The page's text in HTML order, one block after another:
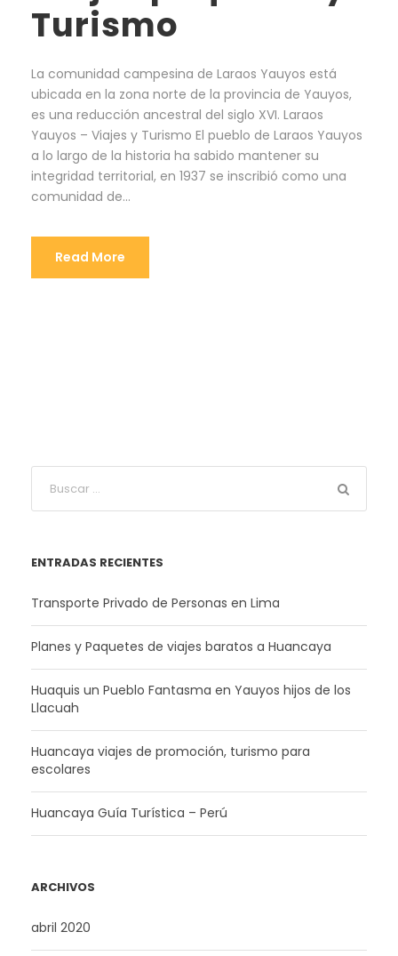
Turismo
La comunidad campesina de Laraos Yauyos está
ubicada en la zona norte de la provincia de Yauyos,
es una reducción ancestral del siglo XVI. Laraos
Yauyos – Viajes y Turismo El pueblo de Laraos Yauyos
a lo largo de la historia ha sabido mantener su
integridad territorial, en 1937 se inscribió como una
comunidad de...
Read More
ENTRADAS RECIENTES
Transporte Privado de Personas en Lima
Planes y Paquetes de viajes baratos a Huancaya
Huaquis un Pueblo Fantasma en Yauyos hijos de los
Llacuah
Huancaya viajes de promoción, turismo para
escolares
Huancaya Guía Turística – Perú
ARCHIVOS
abril 2020